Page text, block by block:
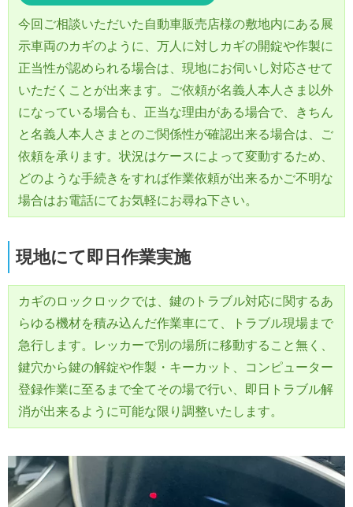
今回ご相談いただいた自動車販売店様の敷地内にある展
示車両のカギのように、万人に対しカギの開錠や作製に
正当性が認められる場合は、現地にお伺いし対応させて
いただくことが出来ます。ご依頼が名義人本人さま以外
になっている場合も、正当な理由がある場合で、きちん
と名義人本人さまとのご関係性が確認出来る場合は、ご
依頼を承ります。状況はケースによって変動するため、
どのような手続きをすれば作業依頼が出来るかご不明な
場合はお電話にてお気軽にお尋ね下さい。
現地にて即日作業実施
カギのロックロックでは、鍵のトラブル対応に関するあ
らゆる機材を積み込んだ作業車にて、トラブル現場まで
急行します。レッカーで別の場所に移動すること無く、
鍵穴から鍵の解錠や作製・キーカット、コンピューター
登録作業に至るまで全てその場で行い、即日トラブル解
消が出来るように可能な限り調整いたします。